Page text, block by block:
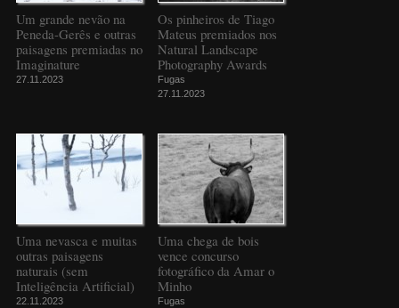
Um grande nevão na
Peneda-Gerês e outras
paisagens premiadas no
Imaginature
27.11.2023
Os pinheiros de Tiago
Mateus premiados nos
Natural Landscape
Photography Awards
Fugas
27.11.2023
Uma nevasca e muitas
outras paisagens
naturais (sem
Inteligência Artificial)
22.11.2023
Uma chega de bois
vence concurso
fotográfico da Amar o
Minho
Fugas